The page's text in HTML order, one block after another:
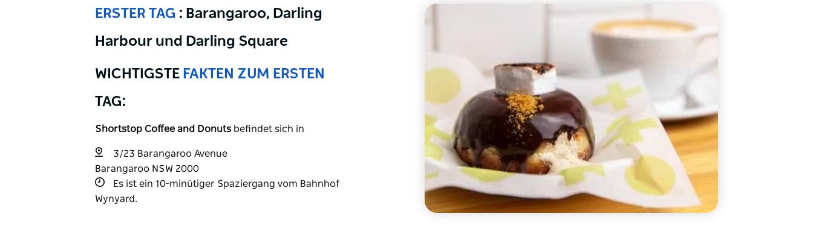
ERSTER TAG : Barangaroo, Darling
Harbour und Darling Square
WICHTIGSTE FAKTEN ZUM ERSTEN
TAG:
Shortstop Coffee and Donuts befindet sich in
3/23 Barangaroo Avenue
Barangaroo NSW 2000
Es ist ein 10-minütiger Spaziergang vom Bahnhof
Wynyard.